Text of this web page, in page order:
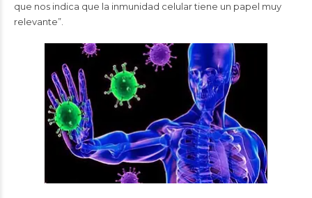
que nos indica que la inmunidad celular tiene un papel muy
relevante”.